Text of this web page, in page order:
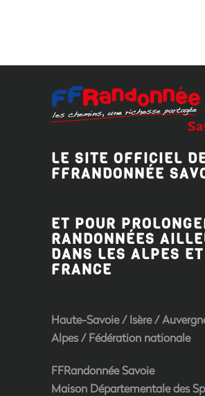
LE SITE OFFICIEL
FFRANDONNÉE
ET POUR
RANDONNÉES
DANS LES ALPES
FRANCE
Haute-Savoie/Isère/
Alpes/Fédération nationale
FFRandonnée Savoie
Maison Départementale des